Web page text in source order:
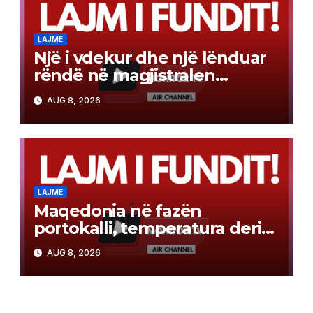
LAJME
Një i vdekur dhe një lënduar
rëndë në magjistralen
Gostivar-Kërçovë
AUG 8, 2026
LAJME
Maqedonia në fazën
portokalli, temperatura deri
në 40°C, ISHP me
rekomandime për mbrojtje
shëndetësore
AUG 8, 2026